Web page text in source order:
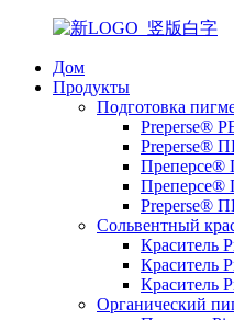
Дом
Продукты
Подготовка
Preperse®
Preperse®
Преперсе®
Preperse®
Сольвентный
Краситель
Краситель
Краситель
Органический